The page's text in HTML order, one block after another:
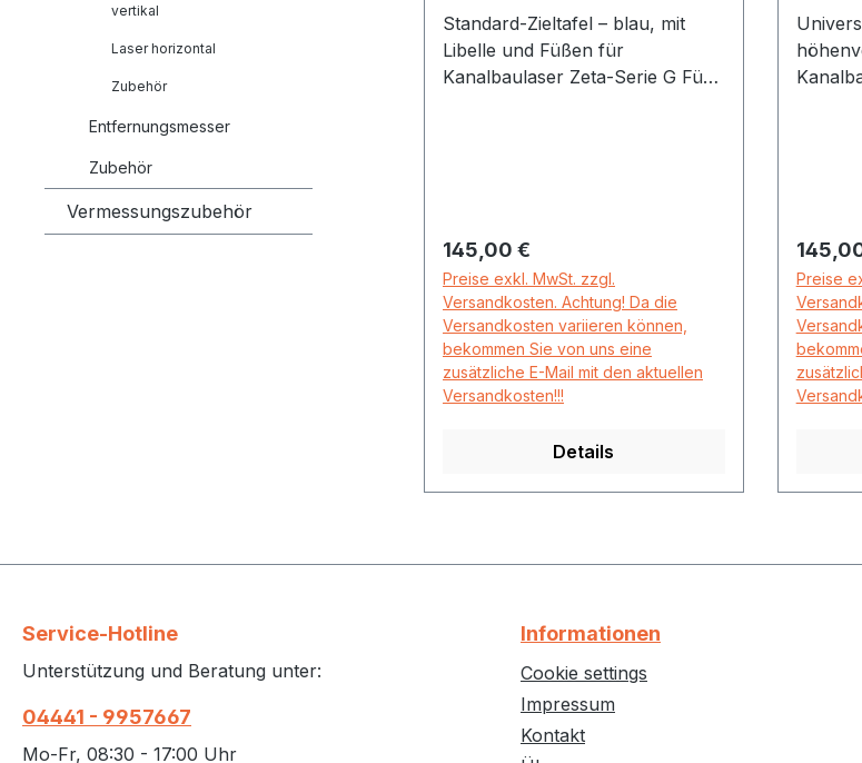
vertikal
Laser horizontal
Zubehör
Entfernungsmesser
Zubehör
Vermessungszubehör
Standard-Zieltafel – blau, mit
Libelle und Füßen für
Kanalbaulaser Zeta-Serie G Für
Regulärer Preis:
145,00 €
Preise exkl. MwSt. zzgl.
Versandkosten. Achtung! Da die
Versandkosten variieren können,
bekommen Sie von uns eine
zusätzliche E-Mail mit den aktuellen
Versandkosten!!!
Details
Preise
Service-Hotline
Unterstützung und Beratung unter:
04441 - 9957667
Mo-Fr, 08:30 - 17:00 Uhr
Informationen
Cookie settings
Impressum
Kontakt